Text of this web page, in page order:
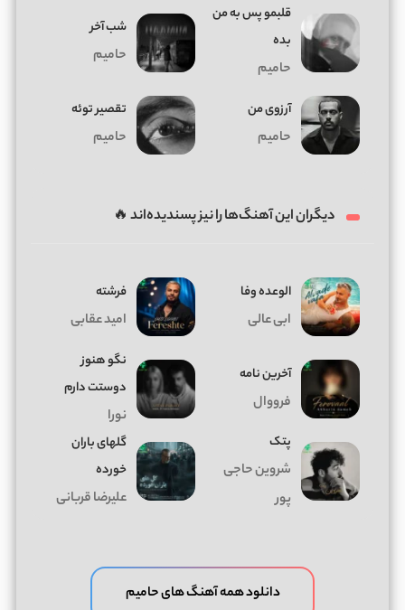
قلبمو پس به من
بده
حامیم
شب آخر
حامیم
آرزوی من
حامیم
تقصیر توئه
حامیم
دیگران این آهنگ‌ها را نیز پسندیده‌اند 🔥
الوعده وفا
ابی عالی
فرشته
امید عقابی
آخرین نامه
فرووال
نگو هنوز
دوستت دارم
نورا
پتک
شروین حاجی
پور
گلهای باران
خورده
علیرضا قربانی
دانلود همه آهنگ های حامیم